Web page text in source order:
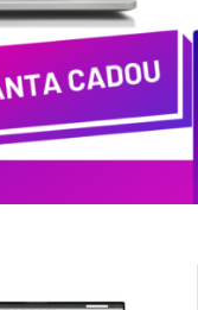
uri SH